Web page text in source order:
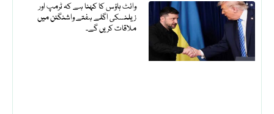
وائٹ ہاؤس کا کہنا ہے کہ ٹرمپ اور
زیلنسکی اگلے ہفتے واشنگٹن میں
ملاقات کریں گے۔